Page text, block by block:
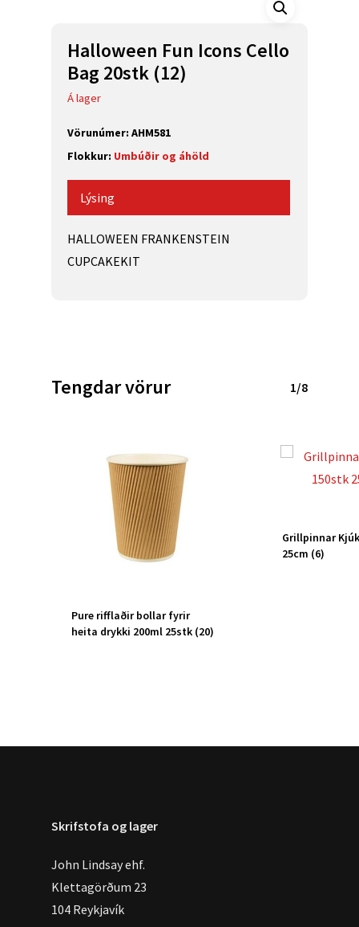
Halloween Fun Icons Cello
Bag 20stk (12)
Á lager
Vörunúmer: AHM581
Flokkur: Umbúðir og áhöld
Lýsing
HALLOWEEN FRANKENSTEIN
CUPCAKEKIT
Tengdar vörur 1/8
Pure rifflaðir bollar fyrir
heita drykki 200ml 25stk (20)
Grillpinnar
25cm (6)
Skrifstofa og lager
John Lindsay ehf.
Klettagörðum 23
104 Reykjavík